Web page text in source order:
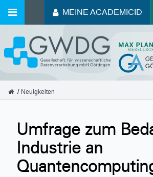
MEINE ACADEMICID
GWDG
Neuigkeiten
Umfrage zum
Industrie an